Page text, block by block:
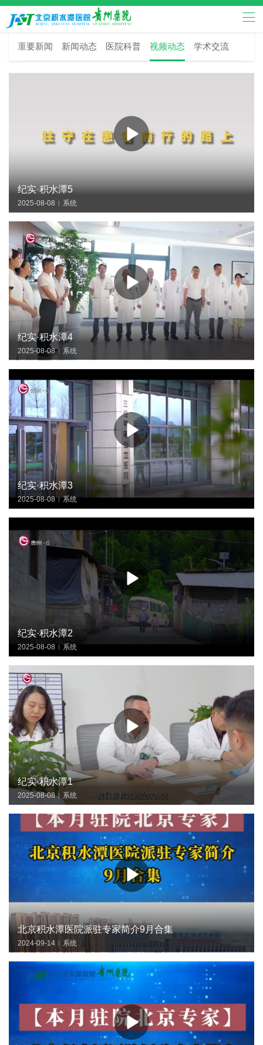
重要新闻 新闻动态 医院科普 视频动态 学术交流
纪实·积水潭5
2025-08-08 | 系统
纪实·积水潭4
2025-08-08 | 系统
纪实·积水潭3
2025-08-08 | 系统
纪实·积水潭2
2025-08-08 | 系统
纪实·积水潭1
2025-08-08 | 系统
北京积水潭医院派驻专家简介9月合集
2024-09-14 | 系统